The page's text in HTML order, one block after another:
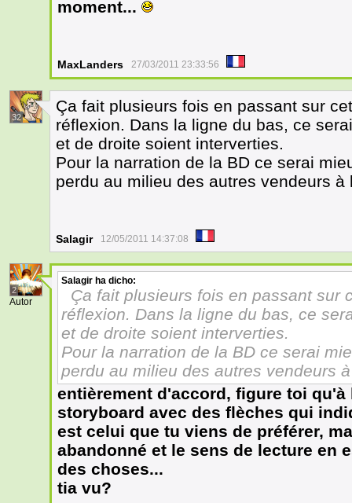
moment...
MaxLanders 27/03/2011 23:33:56
32
Ça fait plusieurs fois en passant sur
réflexion. Dans la ligne du bas, ce
et de droite soient interverties.
Pour la narration de la BD ce serai
perdu au milieu des autres vendeurs à
Salagir 12/05/2011 14:37:08
2
Autor
Salagir ha dicho:
Ça fait plusieurs fois en passant sur
réflexion. Dans la ligne du bas, ce
et de droite soient interverties.
Pour la narration de la BD ce serai
perdu au milieu des autres vendeurs
entièrement d'accord, figure toi
storyboard avec des flèches qui
est celui que tu viens de préférer,
abandonné et le sens de lecture en
des choses...
tia vu?